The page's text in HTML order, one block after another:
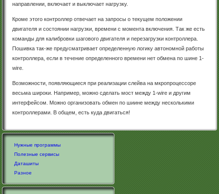
направлении, включает и выключает нагрузку.
Кроме этого контроллер отвечает на запросы о текущем положении
двигателя и состоянии нагрузки, времени с момента включения. Так же есть
команды для калибровки шагового двигателя и перезагрузки контроллера.
Пошивка так-же предусматривает определенную логику автономной работы
контроллера, если в течение определенного времени нет обмена по шине 1-
wire.
Возможности, появляющиеся при реализации слейва на мкропроцессоре
весьма широки. Например, можно сделать мост между 1-wire и другим
интерфейсом. Можно организовать обмен по шиине между несколькими
контроллерами. В общем, есть куда двигаться!
Нужные программы
Полезные сервисы
Даташиты
Разное